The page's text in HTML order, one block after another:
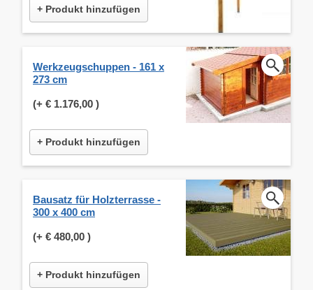
+ Produkt hinzufügen
Werkzeugschuppen - 161 x
273 cm
(+ € 1.176,00 )
+ Produkt hinzufügen
Bausatz für Holzterrasse -
300 x 400 cm
(+ € 480,00 )
+ Produkt hinzufügen